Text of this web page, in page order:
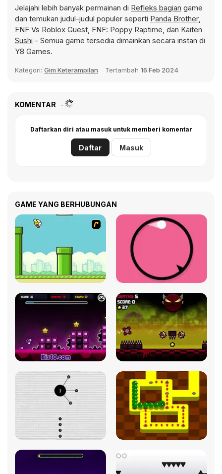
Jelajahi lebih banyak permainan di Refleks bagian game
dan temukan judul-judul populer seperti Panda Brother,
FNF Vs Roblox Guest, FNF: Poppy Raptime, dan Kaiten
Sushi - Semua game tersedia dimainkan secara instan di
Y8 Games.
Kategori: Gim Keterampilan Tertambah 16 Feb 2024
KOMENTAR
Daftarkan diri atau masuk untuk memberi komentar
Daftar Masuk
GAME YANG BERHUBUNGAN